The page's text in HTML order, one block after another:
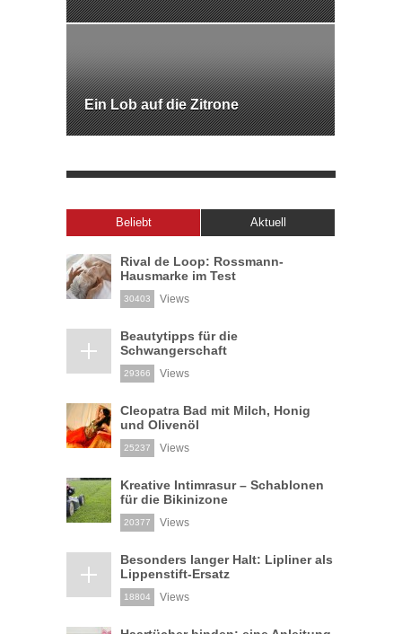
Ein Lob auf die Zitrone
Beliebt Aktuell
Rival de Loop: Rossmann-
Hausmarke im Test
30403 Views
Beautytipps für die
Schwangerschaft
29366 Views
Cleopatra Bad mit Milch, Honig
und Olivenöl
25237 Views
Kreative Intimrasur – Schablonen
für die Bikinizone
20377 Views
Besonders langer Halt: Lipliner als
Lippenstift-Ersatz
18804 Views